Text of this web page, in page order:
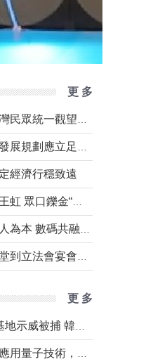
更 多
經濟行穩致遠
更 多